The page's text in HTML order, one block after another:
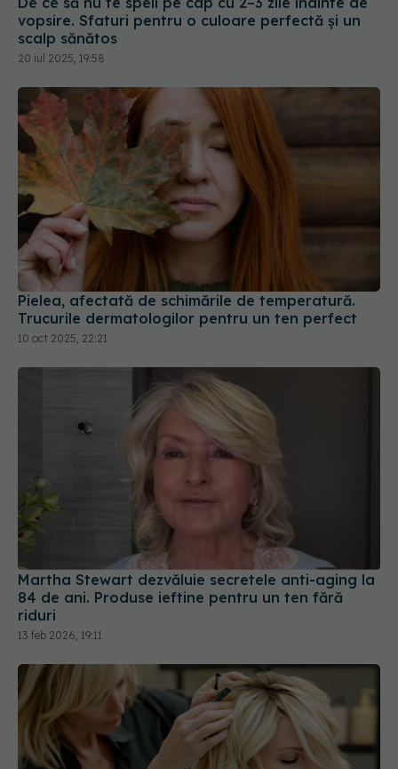
20 iul 2025, 19:58
Pielea, afectată de schimările de temperatură.
Trucurile dermatologilor pentru un ten perfect
10 oct 2025, 22:21
Martha Stewart dezvăluie secretele anti-aging la
84 de ani. Produse ieftine pentru un ten fără
riduri
13 feb 2026, 19:11